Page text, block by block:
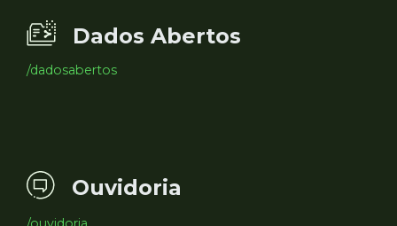
Dados Abertos
/dadosabertos
Ouvidoria